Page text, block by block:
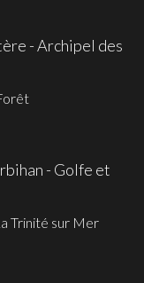
- Archipel des
- Golfe et
Trinité sur Mer